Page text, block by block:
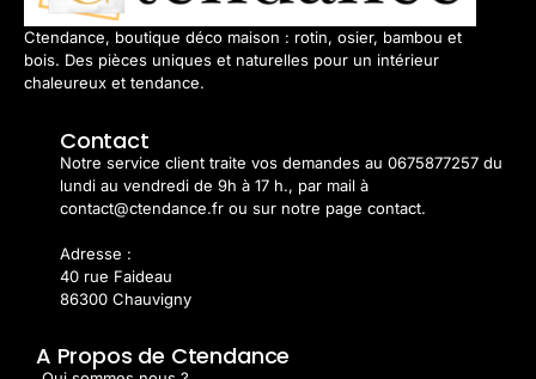
Ctendance, boutique déco maison : rotin, osier, bambou et
bois. Des pièces uniques et naturelles pour un intérieur
chaleureux et tendance.
Contact
Notre service client traite vos demandes au 0675877257 du
lundi au vendredi de 9h à 17 h., par mail à
contact@ctendance.fr ou sur notre page contact.
Adresse :
40 rue Faideau
86300 Chauvigny
A Propos de Ctendance